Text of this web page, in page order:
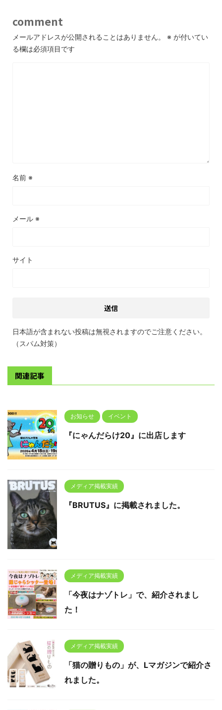
comment
メールアドレスが公開されることはありません。 ※ が付いてい
る欄は必須項目です
名前 ※
メール ※
サイト
日本語が含まれない投稿は無視されますのでご注意ください。
（スパム対策）
関連記事
お知らせ イベント
『にゃんだらけ20』に出店します
メディア掲載実績
『BRUTUS』に掲載されました。
メディア掲載実績
「今夜はナゾトレ」で、紹介されまし
た！
メディア掲載実績
「猫の贈りもの」が、Lマガジンで紹介さ
れました。